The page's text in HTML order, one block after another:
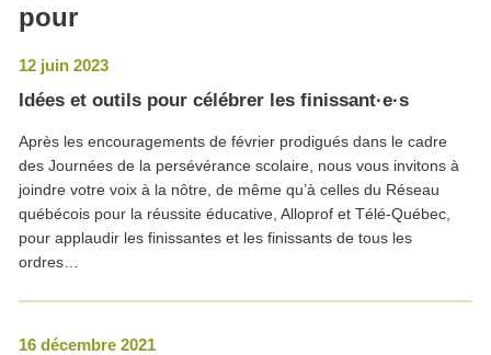
pour
12 juin 2023
Idées et outils pour célébrer les finissant·e·s
Après les encouragements de février prodigués dans le cadre
des Journées de la persévérance scolaire, nous vous invitons à
joindre votre voix à la nôtre, de même qu’à celles du Réseau
québécois pour la réussite éducative, Alloprof et Télé-Québec,
pour applaudir les finissantes et les finissants de tous les
ordres…
16 décembre 2021